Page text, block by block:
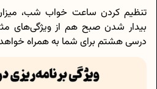
تنظیم کردن ساعت خواب شب،
بیدار شدن صبح هم از ویژگی‌های
درسی هشتم برای شما به همراه